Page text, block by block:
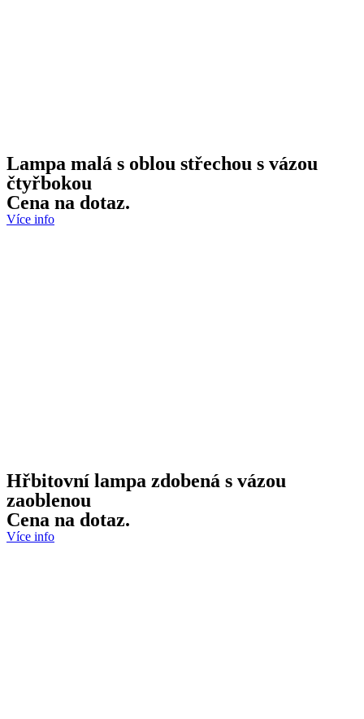
Lampa malá s oblou střechou s vázou
čtyřbokou
Cena na dotaz.
Více info
Hřbitovní lampa zdobená s vázou
zaoblenou
Cena na dotaz.
Více info